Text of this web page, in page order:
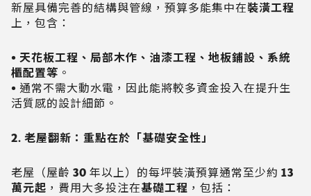
新屋具備完善的結構與管線，預算多能集中在裝潢工程
上，包含：
• 天花板工程、局部木作、油漆工程、地板鋪設、系統
櫃配置等 。
• 通常不需大動水電，因此能將較多資金投入在提升生
活質感的設計細節。
2. 老屋翻新：重點在於「基礎安全性」
老屋（屋齡 30 年以上）的每坪裝潢預算通常至少約 13
萬元起 ，費用大多投注在基礎工程 ，包括：